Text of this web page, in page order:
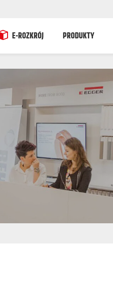
E-ROZKRÓJ PRODUKTY